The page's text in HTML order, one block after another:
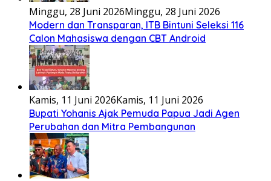
Minggu, 28 Juni 2026Minggu, 28 Juni 2026
Modern dan Transparan, ITB Bintuni Seleksi 116
Calon Mahasiswa dengan CBT Android
Kamis, 11 Juni 2026Kamis, 11 Juni 2026
Bupati Yohanis Ajak Pemuda Papua Jadi Agen
Perubahan dan Mitra Pembangunan